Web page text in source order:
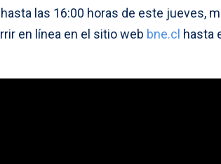
las 16:00 horas de este jueves,
en línea en el sitio web bne.cl hasta